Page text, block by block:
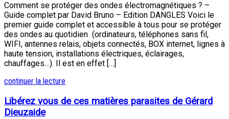
Comment se protéger des ondes électromagnétiques ? –
Guide complet par David Bruno – Edition DANGLES Voici le
premier guide complet et accessible à tous pour se protéger
des ondes au quotidien (ordinateurs, téléphones sans fil,
WIFI, antennes relais, objets connectés, BOX internet, lignes à
haute tension, installations électriques, éclairages,
chauffages…). Il est en effet […]
continuer la lecture
Libérez vous de ces matières parasites de Gérard
Dieuzaide